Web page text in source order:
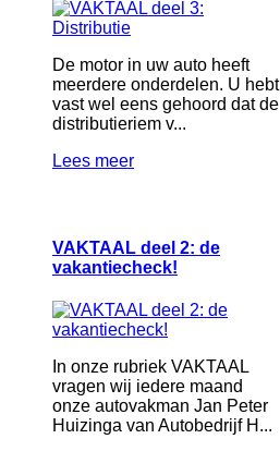
De motor in uw auto heeft
meerdere onderdelen. U hebt
vast wel eens gehoord dat de
distributieriem v...
Lees meer
VAKTAAL deel 2: de
vakantiecheck!
In onze rubriek VAKTAAL
vragen wij iedere maand
onze autovakman Jan Peter
Huizinga van Autobedrijf H...